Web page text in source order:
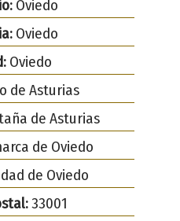
Oviedo
Oviedo
Oviedo
de Asturias
de Asturias
de Oviedo
de Oviedo
33001